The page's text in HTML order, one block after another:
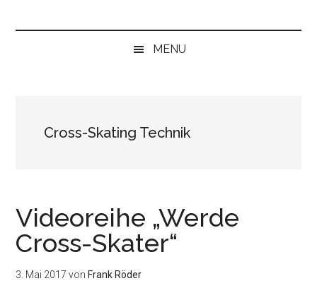
„Null“
MENU
Cross-Skating Technik
Videoreihe „Werde
Cross-Skater“
3. Mai 2017 von Frank Röder